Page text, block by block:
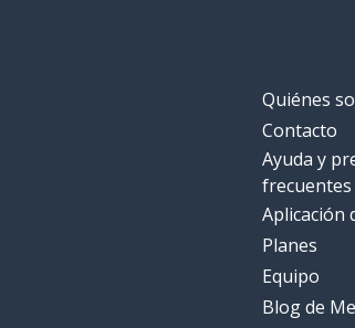
Quiénes
Contacto
Ayuda y
frecuentes
Aplicación
Planes
Equipo
Blog de